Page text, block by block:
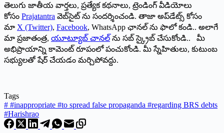
తెలుగు జాతీయ వార్తలు, ప్రత్యేక కథనాలు, ట్రెండింగ్ వీడియోలు
కోసం Prajatantra వెబ్‌సైట్ ను సందర్శించండి. తాజా అప్‌డేట్స్ కోసం
మా X (Twitter), Facebook, WhatsApp ఛానల్ ను ఫాలో కండి.. అలాగే
మా ప్రజాతంత్ర, యూట్యూబ్ చానల్ ను సబ్ స్క్రైబ్ చేసుకోండి.. మీ
అభిప్రాయాన్ని కామెంట్ రూపంలో పంచుకోండి. మీ స్నేహితులు, కుటుంబ
సభ్యులతో షేర్ చేయడం మర్చిపోవద్దు.
Tags
# #inappropriate #to spread false propaganda #regarding BRS debts
#Harishrao